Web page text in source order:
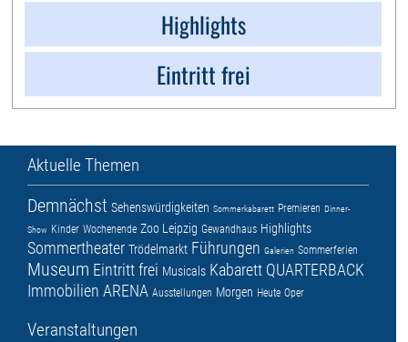
Highlights
Eintritt frei
Aktuelle Themen
Demnächst Sehenswürdigkeiten Sommerkabarett Premieren Dinner-
Show Kinder Wochenende Zoo Leipzig Gewandhaus Highlights
Sommertheater Trödelmarkt Führungen Galerien Sommerferien
Museum Eintritt frei Musicals Kabarett QUARTERBACK
Immobilien ARENA Ausstellungen Morgen Heute Oper
Veranstaltungen